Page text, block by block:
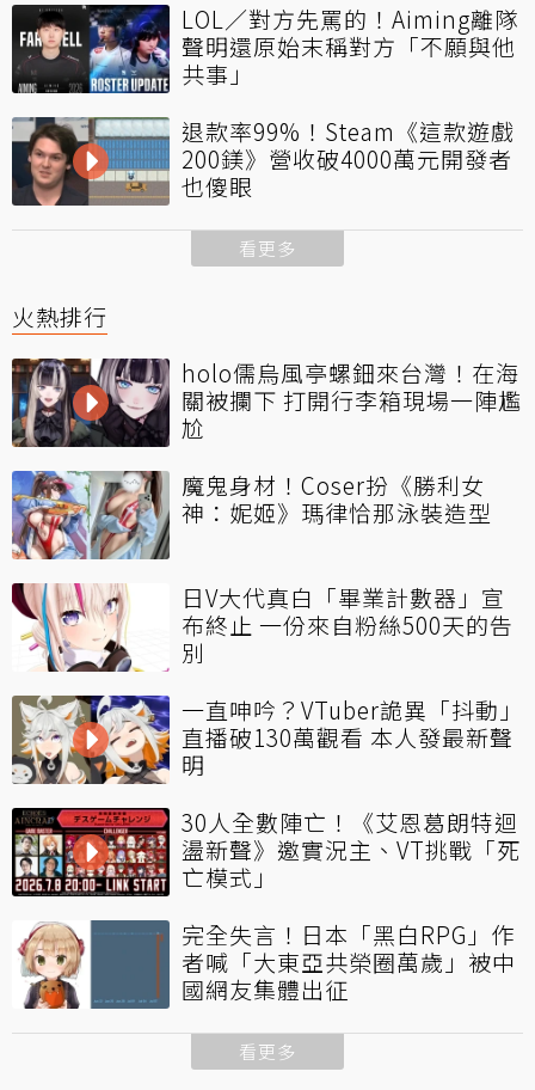
LOL／對方先罵的！Aiming離隊
聲明還原始末稱對方「不願與他
共事」
退款率99%！Steam《這款遊戲
200鎂》營收破4000萬元開發者
也傻眼
看更多
火熱排行
holo儒烏風亭螺鈿來台灣！在海
關被攔下 打開行李箱現場一陣尷
尬
魔鬼身材！Coser扮《勝利女
神：妮姬》瑪律恰那泳裝造型
日V大代真白「畢業計數器」宣
布終止 一份來自粉絲500天的告
別
一直呻吟？VTuber詭異「抖動」
直播破130萬觀看 本人發最新聲
明
30人全數陣亡！《艾恩葛朗特迴
盪新聲》邀實況主、VT挑戰「死
亡模式」
完全失言！日本「黑白RPG」作
者喊「大東亞共榮圈萬歲」被中
國網友集體出征
看更多